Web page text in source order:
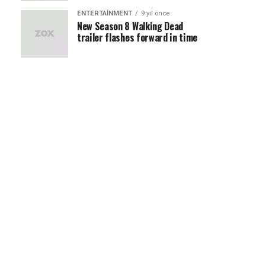
ENTERTAINMENT 9 yıl önce
New Season 8 Walking Dead
trailer flashes forward in time